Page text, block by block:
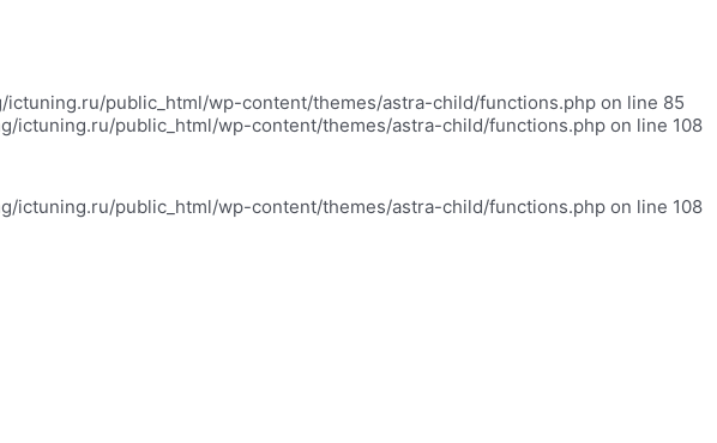
public_html/wp-content/themes/astra-child/functions.php on line 85
ictuning.ru/public_html/wp-content/themes/astra-child/functions.php on line 108
ictuning.ru/public_html/wp-content/themes/astra-child/functions.php on line 108